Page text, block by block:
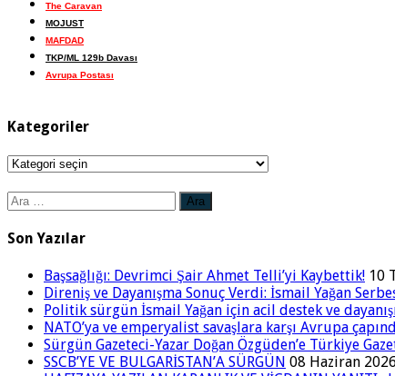
The Caravan
MOJUST
MAFDAD
TKP/ML 129b Davası
Avrupa Postası
Kategoriler
Kategoriler
Arama:
Son Yazılar
Başsağlığı: Devrimci Şair Ahmet Telli’yi Kaybettik! 10
Direniş ve Dayanışma Sonuç Verdi: İsmail Yağan
Politik sürgün İsmail Yağan için acil destek ve
NATO’ya ve emperyalist savaşlara karşı Avrupa
Sürgün Gazeteci-Yazar Doğan Özgüden’e Türkiye
SSCB’YE VE BULGARİSTAN’A SÜRGÜN 08 Haziran 2026